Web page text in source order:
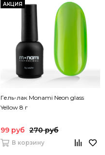
АКЦИЯ
Гель-лак Monami Neon glass
Yellow 8 г
99 руб 270 руб
В корзину